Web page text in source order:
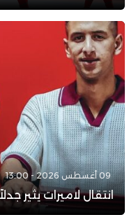
09 أغسطس 2026 - 13:00
انتقال لاميرات يثير